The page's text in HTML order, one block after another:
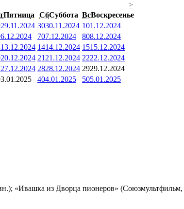
>
Пятница СбСуббота ВсВоскресенье
29.11.2024 3030.11.2024 101.12.2024
707.12.2024 808.12.2024
13.12.2024 1414.12.2024 1515.12.2024
20.12.2024 21 21.12.2024 2222.12.2024
27.12.2024 2828.12.2024 2929.12.2024
404.01.2025 505.01.2025
«Ивашка из Дворца пионеров»